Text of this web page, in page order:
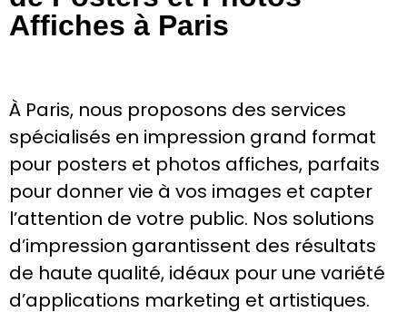
Affiches à Paris
À Paris, nous proposons des services
spécialisés en impression grand format
pour posters et photos affiches, parfaits
pour donner vie à vos images et capter
l’attention de votre public. Nos solutions
d’impression garantissent des résultats
de haute qualité, idéaux pour une variété
d’applications marketing et artistiques.